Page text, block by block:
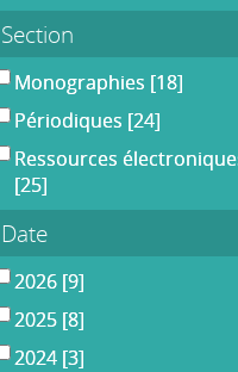
Section
Monographies [18]
Périodiques [24]
Ressources
[25]
Date
2026 [9]
2025 [8]
2024 [3]